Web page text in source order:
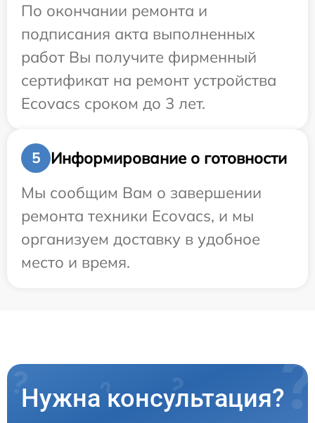
По окончании ремонта и
подписания акта выполненных
работ Вы получите фирменный
сертификат на ремонт устройства
Ecovacs сроком до 3 лет.
5
Информирование о готовности
Мы сообщим Вам о завершении
ремонта техники Ecovacs, и мы
организуем доставку в удобное
место и время.
Нужна консультация?